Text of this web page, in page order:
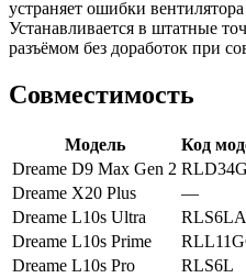
устраняет ошибки
Устанавливается в штатные
разъёмом без доработок при
Совместимость
Модель Код
Dreame D9 Max Gen 2
Dreame X20 Plus
—
Dreame L10s Ultra
Dreame L10s Prime
Dreame L10s Pro
RLS6L